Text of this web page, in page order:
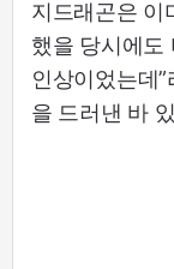
지드래곤은 이
했을 당시에도
인상이었는데
을 드러낸 바